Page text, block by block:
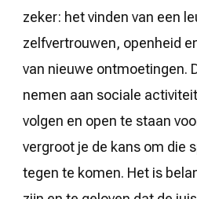
zeker: het vinden van een
zelfvertrouwen, openheid
van nieuwe ontmoetingen.
nemen aan sociale
volgen en open te staan
vergroot je de kans om die
tegen te komen. Het is